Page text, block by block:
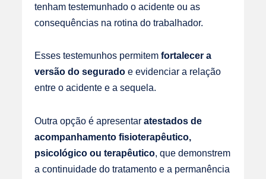
tenham testemunhado o acidente ou as
consequências na rotina do trabalhador.
Esses testemunhos permitemfortalecer a
versão do segurado e evidenciar a relação
entre o acidente e a sequela.
Outra opção é apresentaratestados de
acompanhamento fisioterapêutico,
psicológico ou terapêutico, que demonstrem
a continuidade do tratamento e a permanência